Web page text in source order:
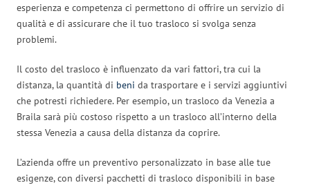
esperienza e competenza ci permettono di offrire un servizio di
qualità e di assicurare che il tuo trasloco si svolga senza
problemi.
Il costo del trasloco è influenzato da vari fattori, tra cui la
distanza, la quantità di beni da trasportare e i servizi aggiuntivi
che potresti richiedere. Per esempio, un trasloco da Venezia a
Braila sarà più costoso rispetto a un trasloco all’interno della
stessa Venezia a causa della distanza da coprire.
L’azienda offre un preventivo personalizzato in base alle tue
esigenze, con diversi pacchetti di trasloco disponibili in base